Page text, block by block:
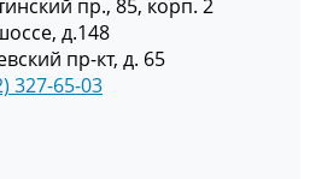
пр., 85, корп. 2
д.148
пр-кт, д. 65
327-65-03